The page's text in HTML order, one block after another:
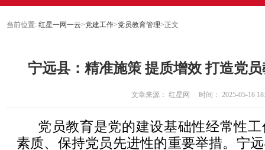
当前位置: 红星一网一云>党建工作>党员教育管理>正文
宁远县：精准施策 提质增效 打造党
文章来源： 红星网 时间： 2025-05-16
党员教育是党的建设基础性经常性
素质、保持党员先进性的重要举措。宁